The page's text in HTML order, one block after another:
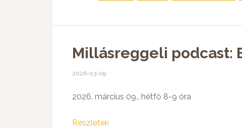
Millásreggeli podcast:
2026-03-09
2026. március 09., hétfő 8-9 óra
Részletek